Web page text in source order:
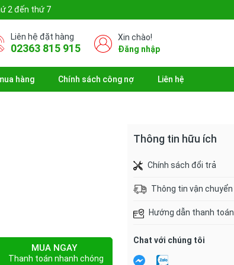
2 đến thứ 7
Liên hệ đặt hàng
02363 815 915
Xin chào!
Đăng nhập
hàng Chính sách công nợ Liên hệ
MUA NGAY
Thanh toán nhanh chóng
Thông tin hữu ích
Chính sách đổi trả
Thông tin vận chuyển
Hướng dẫn thanh toán
Chat với chúng tôi